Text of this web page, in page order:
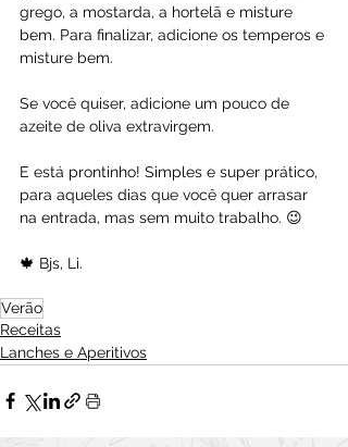
grego, a mostarda, a hortelã e misture
bem. Para finalizar, adicione os temperos e
misture bem.
Se você quiser, adicione um pouco de
azeite de oliva extravirgem.
E está prontinho! Simples e super prático,
para aqueles dias que você quer arrasar
na entrada, mas sem muito trabalho. 😉
🍁 Bjs, Li.
Verão
Receitas
Lanches e Aperitivos